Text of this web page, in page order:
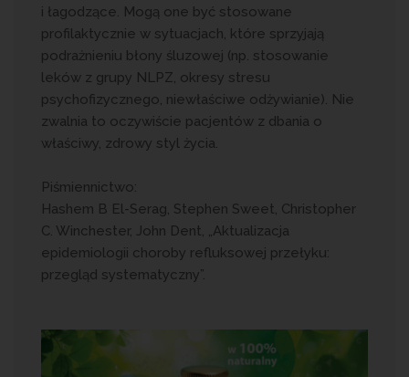
i łagodzące. Mogą one być stosowane
profilaktycznie w sytuacjach, które sprzyjają
podrażnieniu błony śluzowej (np. stosowanie
leków z grupy NLPZ, okresy stresu
psychofizycznego, niewłaściwe odżywianie). Nie
zwalnia to oczywiście pacjentów z dbania o
właściwy, zdrowy styl życia.
Piśmiennictwo:
Hashem B El-Serag, Stephen Sweet, Christopher
C. Winchester, John Dent, „Aktualizacja
epidemiologii choroby refluksowej przełyku:
przegląd systematyczny”.